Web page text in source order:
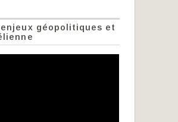
géopolitiques et